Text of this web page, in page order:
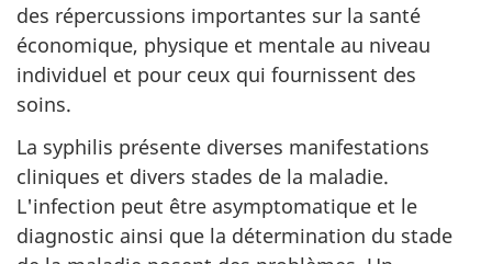
des répercussions importantes sur la santé
économique, physique et mentale au niveau
individuel et pour ceux qui fournissent des
soins.
La syphilis présente diverses manifestations
cliniques et divers stades de la maladie.
L'infection peut être asymptomatique et le
diagnostic ainsi que la détermination du stade